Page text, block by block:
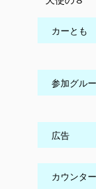
カーとも
参加グル
広告
カウンター